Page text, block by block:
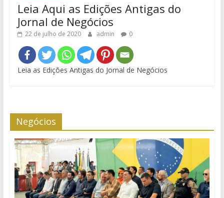
Leia Aqui as Edições Antigas do
Jornal de Negócios
22 de julho de 2020 admin 0
Leia as Edições Antigas do Jornal de Negócios
Negócios